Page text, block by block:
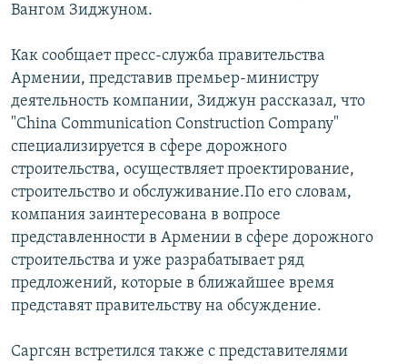
English
Русский
Все сайты Радио Азатутюн
Вангом Зиджуном.
Как сообщает пресс-служба правительства
Армении, представив премьер-министру
деятельность компании, Зиджун рассказал, что
"China Communication Construction Company"
специализируется в сфере дорожного
строительства, осуществляет проектирование,
строительство и обслуживание.По его словам,
компания заинтересована в вопросе
представленности в Армении в сфере дорожного
строительства и уже разрабатывает ряд
предложений, которые в ближайшее время
представят правительству на обсуждение.
Саргсян встретился также с представителями